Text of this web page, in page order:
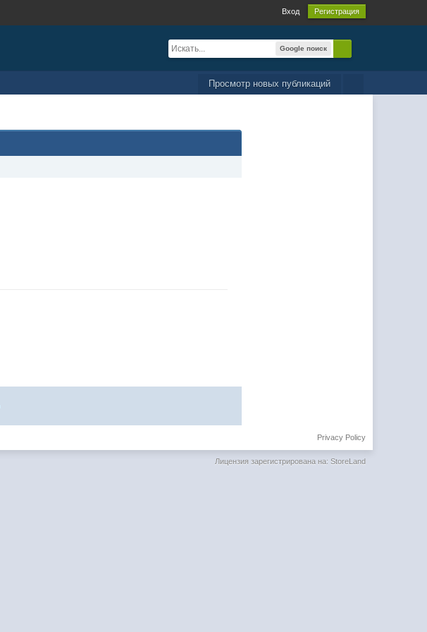
Вход Регистрация
Google поиск
Просмотр новых публикаций
Privacy Policy
Лицензия зарегистрирована на: StoreLand